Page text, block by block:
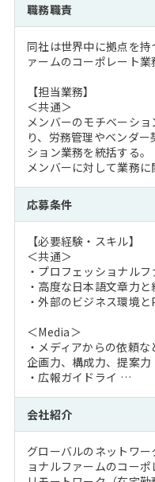
職務職責
同社は世界中に拠点を
ァームのコーポレート業
【担当業務】
＜共通＞
メンバーのモチベーシ
り、労務管理やベンダ
ション業務を統括する。
メンバーに対して業務
応募条件
【必要経験・スキル】
＜共通＞
・プロフェッショナル
・高度な日本語文章力と
・外部のビジネス環境
＜Media＞
・メディアからの依頼
企画力、構成力、提案力
・広報ガイドライ …
会社紹介
グローバルのネットワ
ョナルファームのコーポ